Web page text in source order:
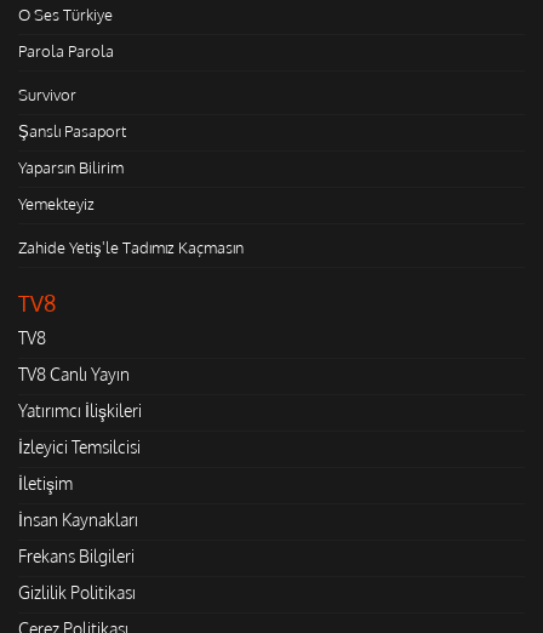
O Ses Türkiye
Parola Parola
Survivor
Şanslı Pasaport
Yaparsın Bilirim
Yemekteyiz
Zahide Yetiş'le Tadımız Kaçmasın
TV8
TV8
TV8 Canlı Yayın
Yatırımcı İlişkileri
İzleyici Temsilcisi
İletişim
İnsan Kaynakları
Frekans Bilgileri
Gizlilik Politikası
Çerez Politikası